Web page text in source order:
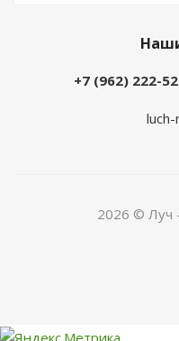
+7 (962) 222-
2026 © Луч